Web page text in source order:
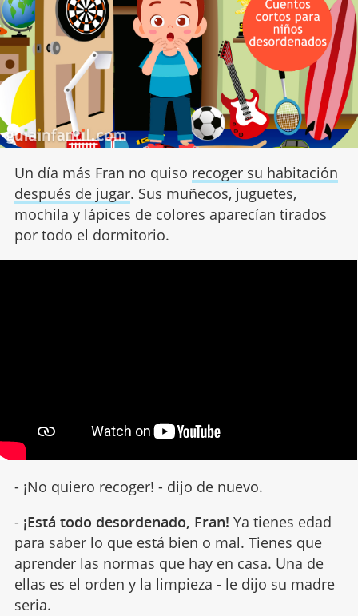
Un día más Fran no quiso recoger su habitación
después de jugar. Sus muñecos, juguetes,
mochila y lápices de colores aparecían tirados
por todo el dormitorio.
- ¡No quiero recoger! - dijo de nuevo.
- ¡Está todo desordenado, Fran! Ya tienes edad
para saber lo que está bien o mal. Tienes que
aprender las normas que hay en casa. Una de
ellas es el orden y la limpieza - le dijo su madre
seria.